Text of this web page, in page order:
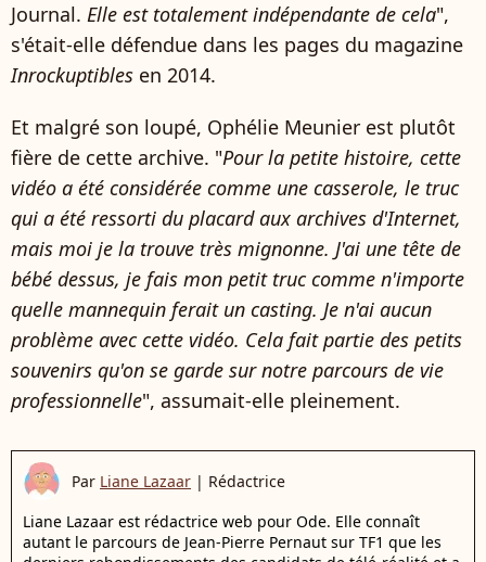
Journal. Elle est totalement indépendante de cela",
s'était-elle défendue dans les pages du magazine
Inrockuptibles en 2014.
Et malgré son loupé, Ophélie Meunier est plutôt
fière de cette archive. "Pour la petite histoire, cette
vidéo a été considérée comme une casserole, le truc
qui a été ressorti du placard aux archives d'Internet,
mais moi je la trouve très mignonne. J'ai une tête de
bébé dessus, je fais mon petit truc comme n'importe
quelle mannequin ferait un casting. Je n'ai aucun
problème avec cette vidéo. Cela fait partie des petits
souvenirs qu'on se garde sur notre parcours de vie
professionnelle", assumait-elle pleinement.
Par Liane Lazaar | Rédactrice
Liane Lazaar est rédactrice web pour Ode. Elle connaît
autant le parcours de Jean-Pierre Pernaut sur TF1 que les